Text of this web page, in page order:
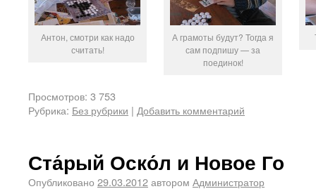
Антон, смотри как надо
считать!
А грамоты будут? Тогда я
сам подпишу — за
поединок!
Просмотров: 3 753
Рубрика: Без рубрики | Добавить комментарий
Ста́рый Оско́л и Новое Го
Опубликовано 29.03.2012автором Администратор